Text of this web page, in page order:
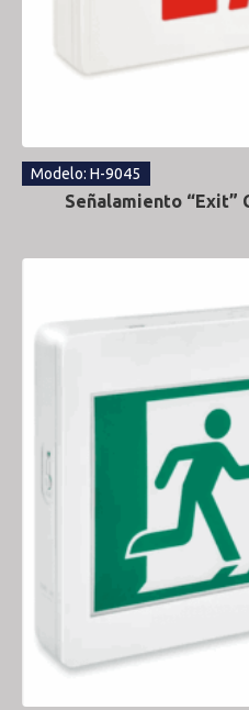
Modelo: H-9045
Señalamiento “Exit”